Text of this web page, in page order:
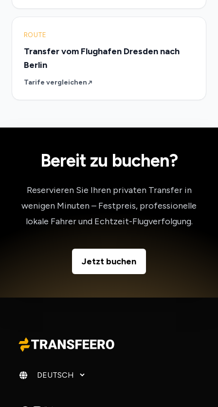
ROUTE
Transfer vom Flughafen Dresden nach
Berlin
Tarife vergleichen
Bereit zu buchen?
Reservieren Sie Ihren privaten Transfer in
wenigen Minuten – Festpreis, professionelle
lokale Fahrer und Echtzeit-Flugverfolgung.
Jetzt buchen
Sprache ändern